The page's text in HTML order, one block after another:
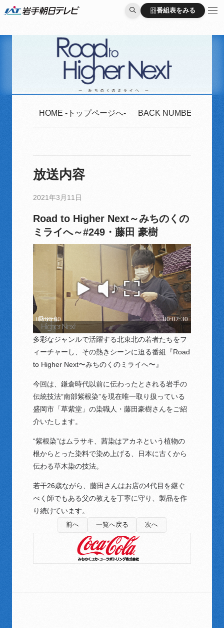
番組表をみる
番組表をみる
HOME -トップページへ- BACK NUMBER -2020
放送内容
2021年3月11日
Road to Higher Next～みちのくの
ミライへ～#249・藤田 豪樹
多彩なジャンルで活躍する北東北の若者たちをフ
ィーチャーし、その熱きシーンに迫る番組『Road
to Higher Next〜みちのくのミライへ〜』
今回は、鎌倉時代以前に伝わったとされる岩手の
伝統技法“南部紫根染”を現在唯一取り扱っている
盛岡市「草紫堂」の染職人・藤田豪樹さんをご紹
介いたします。
“紫根染”はムラサキ、茜染はアカネという植物の
根からとった染料で染め上げる、日本に古くから
伝わる草木染の技法。
若干26歳ながら、藤田さんはお店の4代目を継ぐ
べく師でもある父の教えを丁寧に守り、製品を作
り続けています。
前へ 一覧へ戻る 次へ